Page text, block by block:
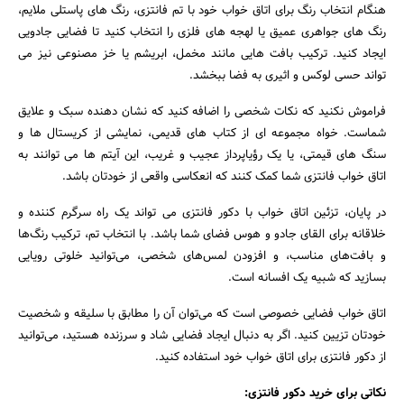
هنگام انتخاب رنگ برای اتاق خواب خود با تم فانتزی، رنگ های پاستلی ملایم،
رنگ های جواهری عمیق یا لهجه های فلزی را انتخاب کنید تا فضایی جادویی
ایجاد کنید. ترکیب بافت هایی مانند مخمل، ابریشم یا خز مصنوعی نیز می
تواند حسی لوکس و اثیری به فضا ببخشد.
فراموش نکنید که نکات شخصی را اضافه کنید که نشان دهنده سبک و علایق
شماست. خواه مجموعه ای از کتاب های قدیمی، نمایشی از کریستال ها و
سنگ های قیمتی، یا یک رؤیاپرداز عجیب و غریب، این آیتم ها می توانند به
اتاق خواب فانتزی شما کمک کنند که انعکاسی واقعی از خودتان باشد.
در پایان، تزئین اتاق خواب با دکور فانتزی می تواند یک راه سرگرم کننده و
خلاقانه برای القای جادو و هوس فضای شما باشد. با انتخاب تم، ترکیب رنگ‌ها
و بافت‌های مناسب، و افزودن لمس‌های شخصی، می‌توانید خلوتی رویایی
بسازید که شبیه یک افسانه است.
اتاق خواب فضایی خصوصی است که می‌توان آن را مطابق با سلیقه و شخصیت
خودتان تزیین کنید. اگر به دنبال ایجاد فضایی شاد و سرزنده هستید، می‌توانید
از دکور فانتزی برای اتاق خواب خود استفاده کنید.
نکاتی برای خرید دکور فانتزی: